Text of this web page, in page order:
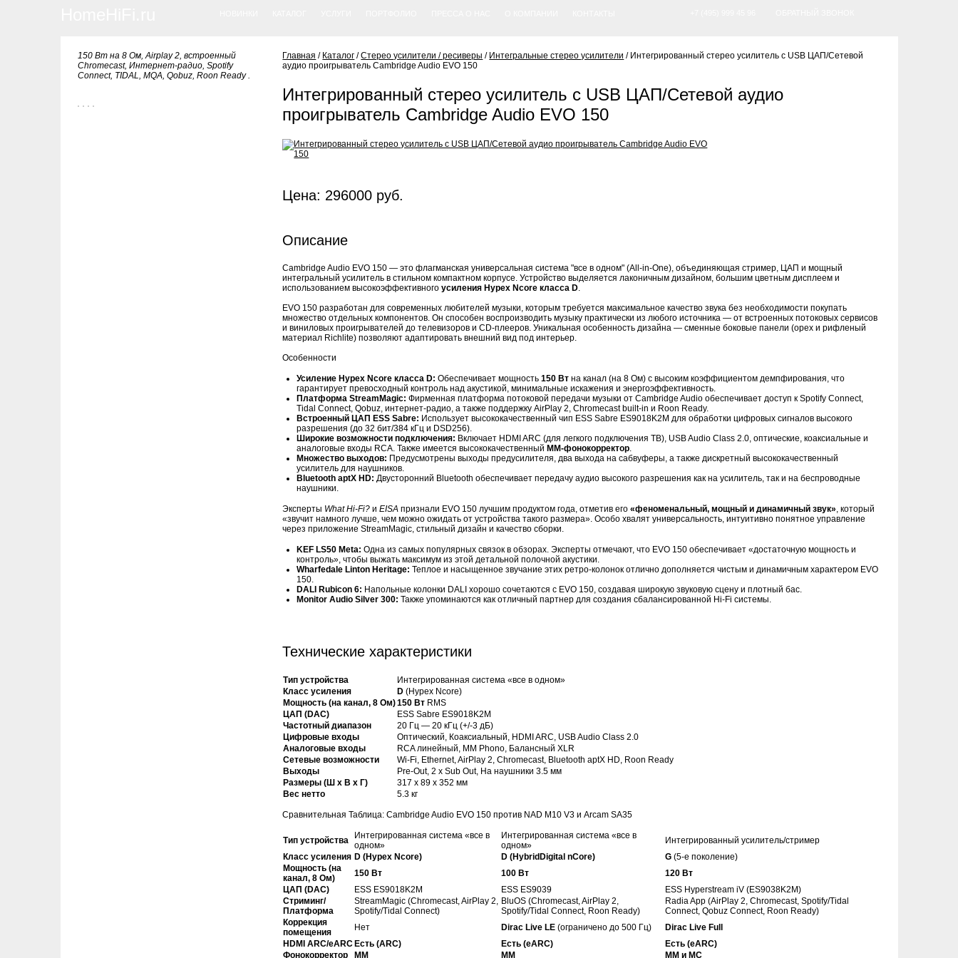
150 Вт на 8 Ом, Airplay 2, встроенный
Chromecast, Интернет-радио, Spotify
Connect, TIDAL, MQA, Qobuz, Roon Ready .
Главная / Каталог /Стерео усилители / ресиверы / Интегральные стерео усилители / Интегрированный стерео усилитель с USB ЦАП/Сетевой
аудио проигрыватель Cambridge Audio EVO 150
Интегрированный стерео усилитель с USB ЦАП/Сетевой аудио
проигрыватель Cambridge Audio EVO 150
Цена: 296000 руб.
Описание
Cambridge Audio EVO 150 — это флагманская универсальная система "все в одном" (All-in-One), объединяющая стример, ЦАП и мощный
интегральный усилитель в стильном компактном корпусе. Устройство выделяется лаконичным дизайном, большим цветным дисплеем и
использованием высокоэффективногоусиления Hypex Ncore класса D.
EVO 150 разработан для современных любителей музыки, которым требуется максимальное качество звука без необходимости покупать
множество отдельных компонентов. Он способен воспроизводить музыку практически из любого источника — от встроенных потоковых сервисов
и виниловых проигрывателей до телевизоров и CD-плееров. Уникальная особенность дизайна — сменные боковые панели (орех и рифленый
материал Richlite) позволяют адаптировать внешний вид под интерьер.
Особенности
Усиление Hypex Ncore класса D: Обеспечивает мощность150 Вт на канал (на 8 Ом) с высоким коэффициентом демпфирования, что
гарантирует превосходный контроль над акустикой, минимальные искажения и энергоэффективность.
Платформа StreamMagic: Фирменная платформа потоковой передачи музыки от Cambridge Audio обеспечивает доступ к Spotify Connect,
Tidal Connect, Qobuz, интернет-радио, а также поддержку AirPlay 2, Chromecast built-in и Roon Ready.
Встроенный ЦАП ESS Sabre: Использует высококачественный чип ESS Sabre ES9018K2M для обработки цифровых сигналов высокого
разрешения (до 32 бит/384 кГц и DSD256).
Широкие возможности подключения: Включает HDMI ARC (для легкого подключения ТВ), USB Audio Class 2.0, оптические, коаксиальные и
аналоговые входы RCA. Также имеется высококачественный ММ-фонокорректор.
Множество выходов: Предусмотрены выходы предусилителя, два выхода на сабвуферы, а также дискретный высококачественный
усилитель для наушников.
Bluetooth aptX HD: Двусторонний Bluetooth обеспечивает передачу аудио высокого разрешения как на усилитель, так и на беспроводные
наушники.
Эксперты What Hi-Fi? иEISA признали EVO 150 лучшим продуктом года, отметив его«феноменальный, мощный и динамичный звук», который
«звучит намного лучше, чем можно ожидать от устройства такого размера». Особо хвалят универсальность, интуитивно понятное управление
через приложение StreamMagic, стильный дизайн и качество сборки.
KEF LS50 Meta: Одна из самых популярных связок в обзорах. Эксперты отмечают, что EVO 150 обеспечивает «достаточную мощность и
контроль», чтобы выжать максимум из этой детальной полочной акустики.
Wharfedale Linton Heritage: Теплое и насыщенное звучание этих ретро-колонок отлично дополняется чистым и динамичным характером EVO
150.
DALI Rubicon 6: Напольные колонки DALI хорошо сочетаются с EVO 150, создавая широкую звуковую сцену и плотный бас.
Monitor Audio Silver 300: Также упоминаются как отличный партнер для создания сбалансированной Hi-Fi системы.
Технические характеристики
Тип устройства
Интегрированная система «все в одном»
Класс усиления
D (Hypex Ncore)
Мощность (на канал, 8 Ом)150 Вт RMS
ЦАП (DAC)
ESS Sabre ES9018K2M
Частотный диапазон
20 Гц — 20 кГц (+/-3 дБ)
Цифровые входы
Оптический, Коаксиальный, HDMI ARC, USB Audio Class 2.0
Аналоговые входы
RCA линейный, MM Phono, Балансный XLR
Сетевые возможности
Wi-Fi, Ethernet, AirPlay 2, Chromecast, Bluetooth aptX HD, Roon Ready
Выходы
Pre-Out, 2 x Sub Out, На наушники 3.5 мм
Размеры (Ш x В x Г)
317 x 89 x 352 мм
Вес нетто
5.3 кг
Сравнительная Таблица: Cambridge Audio EVO 150 против NAD M10 V3 и Arcam SA35
Тип устройства
Интегрированная система «все в
одном»
Интегрированная система «все в
одном»
Интегрированный усилитель/стример
Класс усиления D (Hypex Ncore) D (HybridDigital nCore) G (5-е поколение)
Мощность (на
канал, 8 Ом)
150 Вт 100 Вт
120 Вт
ЦАП (DAC)
ESS ES9018K2M ESS ES9039
ESS Hyperstream iV (ES9038K2M)
Стриминг/
Платформа
StreamMagic (Chromecast, AirPlay 2,
Spotify/Tidal Connect)
BluOS (Chromecast, AirPlay 2,
Spotify/Tidal Connect, Roon Ready)
Radia App (AirPlay 2, Chromecast, Spotify/Tidal
Connect, Qobuz Connect, Roon Ready)
Коррекция
помещения
Нет Dirac Live LE (ограничено до 500 Гц)
Dirac Live Full
HDMI ARC/eARC Есть (ARC) Есть (eARC)
Есть (eARC)
Фонокорректор
MM MM MM и MC